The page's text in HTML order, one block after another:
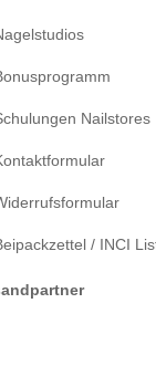
Nailstores
/ INCI